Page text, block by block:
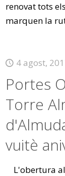
renovat tots
marquen la
4 agost,
Portes
Torre
vuitè
L'obertura